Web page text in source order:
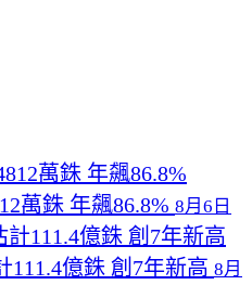
萬銖 年飆86.8% 8月6日
111.4億銖 創7年新高 8月